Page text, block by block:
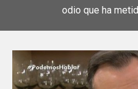
odio que ha